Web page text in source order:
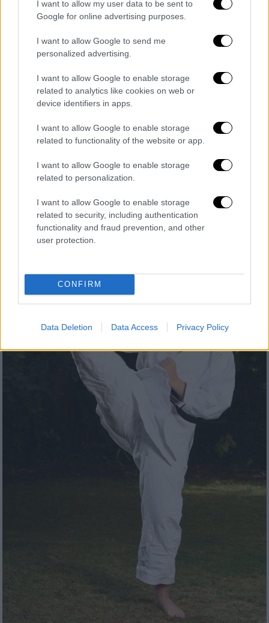
I want to allow my user data to be sent to
Google for online advertising purposes.
I want to allow Google to send me
personalized advertising.
I want to allow Google to enable storage
related to analytics like cookies on web or
device identifiers in apps.
I want to allow Google to enable storage
related to functionality of the website or app.
I want to allow Google to enable storage
related to personalization.
I want to allow Google to enable storage
related to security, including authentication
functionality and fraud prevention, and other
user protection.
CONFIRM
Data Deletion Data Access Privacy Policy
Κόσμος|14.09.2020 14:07
Ιαπωνία: O νέος πρωθυπουργός έχει
μαύρη ζώνη στο καράτε και κάθε πρωί
κάνει 100 κοιλιακούς
Ο Γιοσιχίντε Σούγκα είναι ο διάδοχος του
απερχόμενου πρωθυπουργού της Ιαπωνίας,
Σίνζο Άμπε